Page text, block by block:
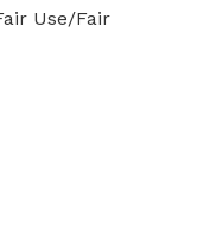
Use/Fair